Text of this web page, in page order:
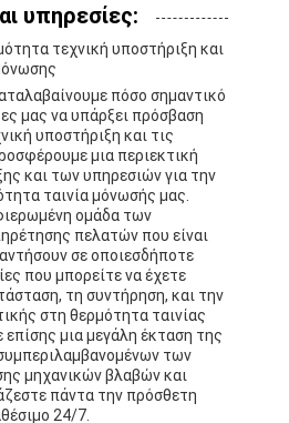
υπηρεσίες:
τεχνική υποστήριξη και
πόσο σημαντικό
μας να υπάρξει πρόσβαση
υποστήριξη και τις
μια περιεκτική
και των υπηρεσιών για την
ταινία μόνωσής μας.
ομάδα των
πελατών που είναι
σε οποιεσδήποτε
που μπορείτε να έχετε
τη συντήρηση, και την
στη θερμότητα ταινίας
μια μεγάλη έκταση της
των
μηχανικών βλαβών και
πάντα την πρόσθετη
24/7.